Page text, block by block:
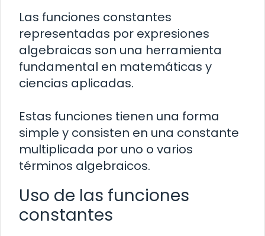
Las funciones constantes
representadas por expresiones
algebraicas son una herramienta
fundamental en matemáticas y
ciencias aplicadas.
Estas funciones tienen una forma
simple y consisten en una constante
multiplicada por uno o varios
términos algebraicos.
Uso de las funciones
constantes